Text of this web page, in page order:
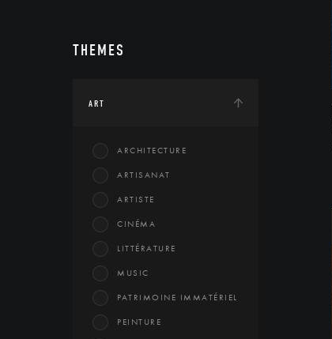
THEMES
ART
ARCHITECTURE
ARTISANAT
ARTISTE
CINÉMA
LITTÉRATURE
MUSIC
PATRIMOINE IMMATÉRIEL
PEINTURE